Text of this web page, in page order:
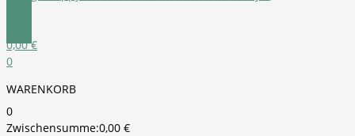
0,00€
0
WARENKORB
0
Zwischensumme:0,00 €